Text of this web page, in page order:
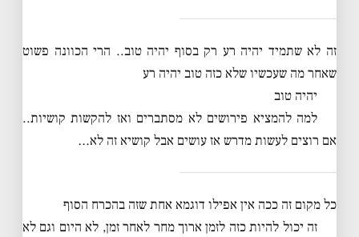
זה לא שתמיד יהיה רע רק בסוף יהיה טוב.. הרי הכוונה פשוט
שאחר מה שעכשיו שלא כזה טוב יהיה רע
יהיה טוב
למה להמציא פירושים לא מסתברים ואז להקשות קושיות..
אם רוצים לעשות מדרש אז עושים אבל קושיא זה לא…
כל מקום זה ככה אין אפילו דוגמא אחת שזה בהכרח הסוף
זה יכול להיות כזה לזמן ארוך מחר לאחר זמן, לא היום וגם לא